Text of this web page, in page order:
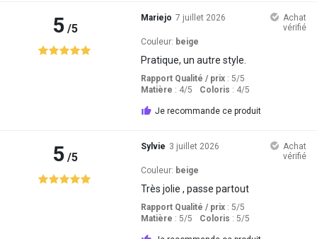
5/5
Mariejo 7 juillet 2026
Achat
vérifié
Couleur: beige
Pratique, un autre style.
Rapport Qualité / prix: 5/5
Matière : 4/5 Coloris : 4/5
Je recommande ce produit
5/5
Sylvie 3 juillet 2026
Achat
vérifié
Couleur: beige
Très jolie , passe partout
Rapport Qualité / prix: 5/5
Matière : 5/5 Coloris : 5/5